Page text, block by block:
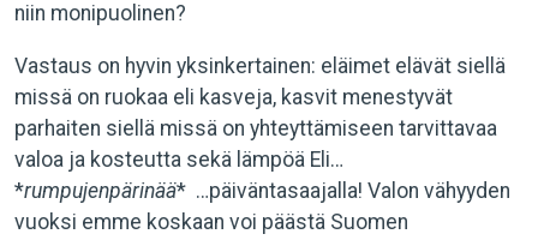
niin monipuolinen?
Vastaus on hyvin yksinkertainen: eläimet elävät siellä
missä on ruokaa eli kasveja, kasvit menestyvät
parhaiten siellä missä on yhteyttämiseen tarvittavaa
valoa ja kosteutta sekä lämpöä Eli…
*rumpujenpärinää* …päiväntasaajalla! Valon vähyyden
vuoksi emme koskaan voi päästä Suomen